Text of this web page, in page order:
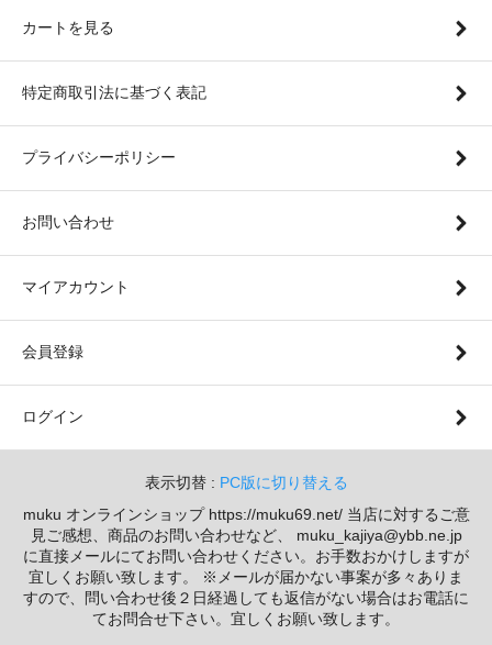
カートを見る
特定商取引法に基づく表記
プライバシーポリシー
お問い合わせ
マイアカウント
会員登録
ログイン
表示切替 : PC版に切り替える
muku オンラインショップ https://muku69.net/ 当店に対するご意
見ご感想、商品のお問い合わせなど、 muku_kajiya@ybb.ne.jp
に直接メールにてお問い合わせください。お手数おかけしますが
宜しくお願い致します。 ※メールが届かない事案が多々ありま
すので、問い合わせ後２日経過しても返信がない場合はお電話に
てお問合せ下さい。宜しくお願い致します。